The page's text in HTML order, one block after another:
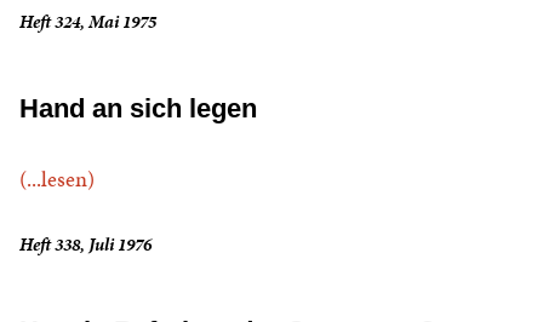
Heft 324, Mai 1975
Hand an sich legen
(...lesen)
Heft 338, Juli 1976